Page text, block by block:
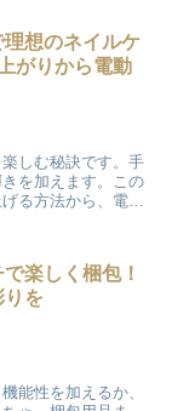
想のネイルケ
がりから電動
しむ秘訣です。手
を加えます。この
る方法から、電動
楽しく梱包！
りを
能性を加えるか、